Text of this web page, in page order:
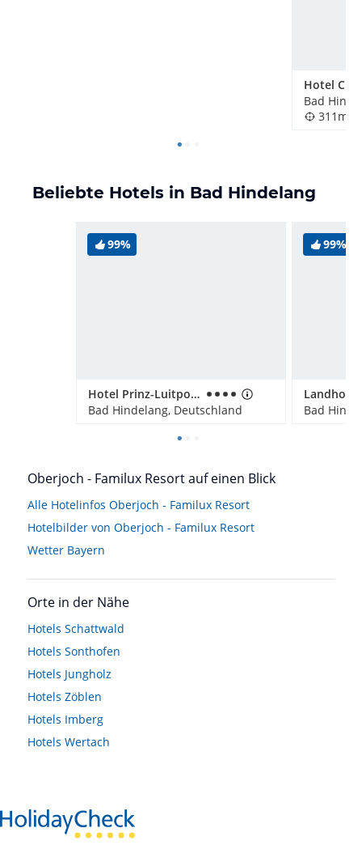
Bad
311m
Beliebte Hotels in Bad Hindelang
99%
Hotel Prinz-Luitpold-Bad
Bad Hindelang, Deutschland
99%
Bad
Oberjoch - Familux Resort auf einen Blick
Alle Hotelinfos Oberjoch - Familux Resort
Hotelbilder von Oberjoch - Familux Resort
Wetter Bayern
Orte in der Nähe
Hotels Schattwald
Hotels Sonthofen
Hotels Jungholz
Hotels Zöblen
Hotels Imberg
Hotels Wertach